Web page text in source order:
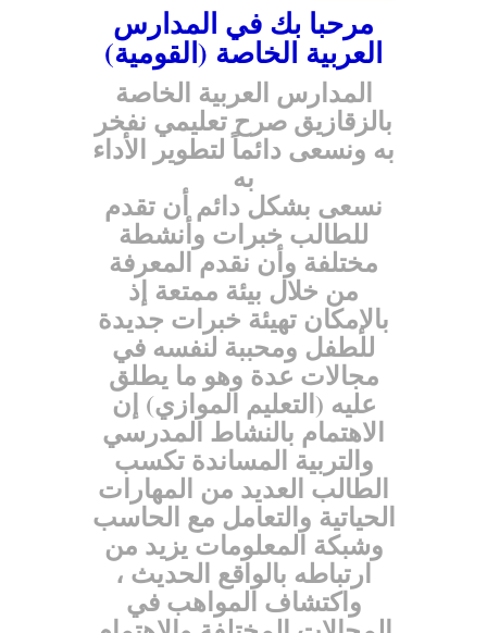
مرحبا بك في المدارس
العربية الخاصة (القومية)
المدارس العربية الخاصة
بالزقازيق صرح تعليمي نفخر
به ونسعى دائماً لتطوير الأداء
به
نسعى بشكل دائم أن تقدم
للطالب خبرات وأنشطة
مختلفة وأن نقدم المعرفة
من خلال بيئة ممتعة إذ
بالإمكان تهيئة خبرات جديدة
للطفل ومحببة لنفسه في
مجالات عدة وهو ما يطلق
عليه (التعليم الموازي) إن
الاهتمام بالنشاط المدرسي
والتربية المساندة تكسب
الطالب العديد من المهارات
الحياتية والتعامل مع الحاسب
وشبكة المعلومات يزيد من
ارتباطه بالواقع الحديث ،
واكتشاف المواهب في